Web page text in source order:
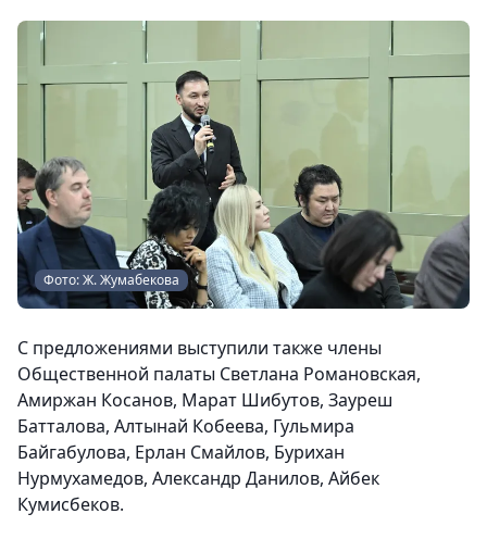
Фото: Ж. Жумабекова
С предложениями выступили также члены
Общественной палаты Светлана Романовская,
Амиржан Косанов, Марат Шибутов, Зауреш
Батталова, Алтынай Кобеева, Гульмира
Байгабулова, Ерлан Смайлов, Бурихан
Нурмухамедов, Александр Данилов, Айбек
Кумисбеков.